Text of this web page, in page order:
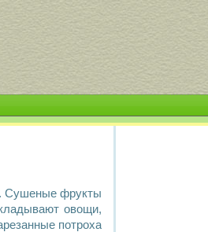
Сушеные фрукты
овощи,
потроха